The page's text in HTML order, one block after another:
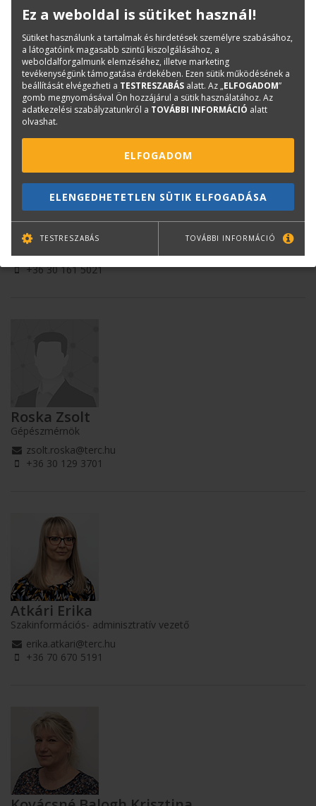
Németh Antal
Okl. villamosmérnök, adattár-fejlesztési munkatárs
antal.nemeth@terc.hu
+36 20 464 4374
Juhász Éva
Építészmérnök
eva.juhasz@terc.hu
+36 30 161 5021
Roska Zsolt
Gépészmérnök
zsolt.roska@terc.hu
+36 30 129 3701
Atkári Erika
Szakinformációs- adminisztratív vezető
erika.atkari@terc.hu
+36 70 670 5191
Ez a weboldal is sütiket használ!
Sütiket használunk a tartalmak és hirdetések személyre szabásához,
a látogatóink magasabb szintű kiszolgálásához, a
weboldalforgalmunk elemzéséhez, illetve marketing
tevékenységünk támogatása érdekében. Ezen sütik működésének a
beállítását elvégezheti a TESTRESZABÁS alatt. Az „ELFOGADOM”
gomb megnyomásával Ön hozzájárul a sütik használatához. Az
adatkezelési szabályzatunkról a TOVÁBBI INFORMÁCIÓ alatt
olvashat.
ELFOGADOM
ELENGEDHETETLEN SÜTIK ELFOGADÁSA
TESTRESZABÁS TOVÁBBI INFORMÁCIÓ